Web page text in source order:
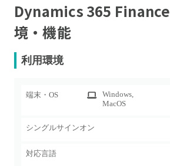
Dynamics 365 Finance
境・機能
利用環境
端末・OS Windows,
MacOS
シングルサインオン
対応言語